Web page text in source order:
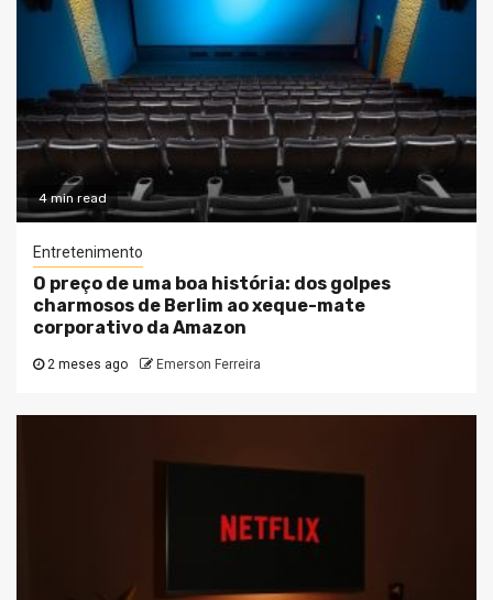
4 min read
Entretenimento
O preço de uma boa história: dos golpes
charmosos de Berlim ao xeque-mate
corporativo da Amazon
2 meses ago Emerson Ferreira